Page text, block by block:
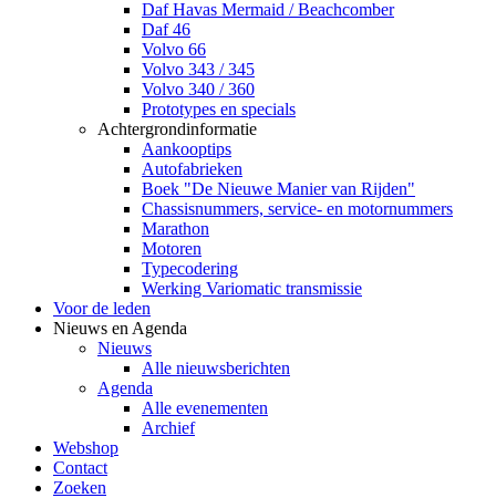
Daf Havas Mermaid / Beachcomber
Daf 46
Volvo 66
Volvo 343 / 345
Volvo 340 / 360
Prototypes en specials
Achtergrondinformatie
Aankooptips
Autofabrieken
Boek "De Nieuwe Manier van Rijden"
Chassisnummers, service- en motornummers
Marathon
Motoren
Typecodering
Werking Variomatic transmissie
Voor de leden
Nieuws en Agenda
Nieuws
Alle nieuwsberichten
Agenda
Alle evenementen
Archief
Webshop
Contact
Zoeken